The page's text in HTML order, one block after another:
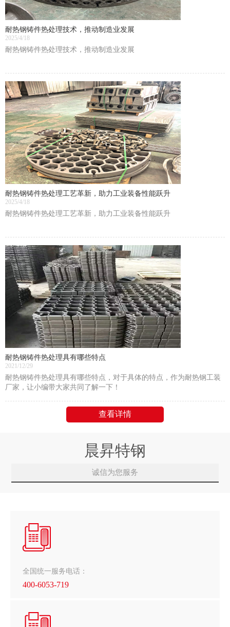
耐热钢铸件热处理技术，推动制造业发展
2025/4/18
耐热钢铸件热处理技术，推动制造业发展
耐热钢铸件热处理工艺革新，助力工业装备性能跃升
2025/4/18
耐热钢铸件热处理工艺革新，助力工业装备性能跃升
耐热钢铸件热处理具有哪些特点
2021/12/29
耐热钢铸件热处理具有哪些特点，对于具体的特点，作为耐热钢工装
厂家，让小编带大家共同了解一下！
查看详情
晨昇特钢
诚信为您服务
全国统一服务电话：
400-6053-719